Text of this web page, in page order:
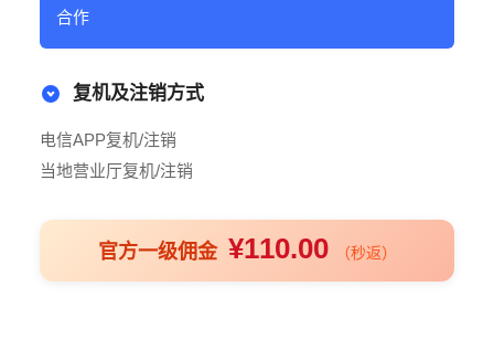
合作
复机及注销方式
电信APP复机/注销
当地营业厅复机/注销
官方一级佣金 ¥110.00 （秒返）